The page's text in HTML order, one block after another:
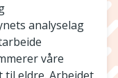
analyselag
våre